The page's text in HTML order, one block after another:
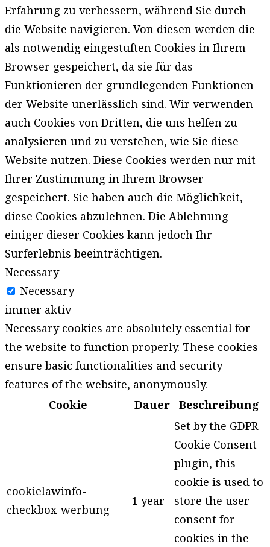
Erfahrung zu verbessern, während Sie durch
die Website navigieren. Von diesen werden die
als notwendig eingestuften Cookies in Ihrem
Browser gespeichert, da sie für das
Funktionieren der grundlegenden Funktionen
der Website unerlässlich sind. Wir verwenden
auch Cookies von Dritten, die uns helfen zu
analysieren und zu verstehen, wie Sie diese
Website nutzen. Diese Cookies werden nur mit
Ihrer Zustimmung in Ihrem Browser
gespeichert. Sie haben auch die Möglichkeit,
diese Cookies abzulehnen. Die Ablehnung
einiger dieser Cookies kann jedoch Ihr
Surferlebnis beeinträchtigen.
Necessary
Necessary
immer aktiv
Necessary cookies are absolutely essential for
the website to function properly. These cookies
ensure basic functionalities and security
features of the website, anonymously.
Cookie
Dauer Beschreibung
cookielawinfo-
checkbox-werbung
1 year
Set by the GDPR
Cookie Consent
plugin, this
cookie is used to
store the user
consent for
cookies in the